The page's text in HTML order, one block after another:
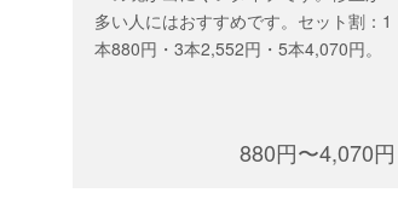
多い人にはおすすめです。セット割：1
本880円・3本2,552円・5本4,070円。
880円〜4,070円